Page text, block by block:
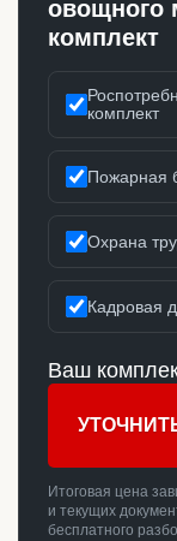
овощного
комплект
комплект
Пожарная
Охрана
Кадровая
Ваш
Итоговая цена
и текущих
бесплатного